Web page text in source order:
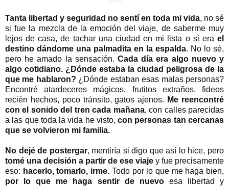
Tanta libertad y seguridad no sentí en toda mi vida, no sé
si fue la mezcla de la emoción del viaje, de saberme muy
lejos de casa, de tachar una ciudad en mi lista o si era el
destino dándome una palmadita en la espalda. No lo sé,
pero he amado la sensación. Cada día era algo nuevo y
algo cotidiano. ¿Dónde estaba la ciudad peligrosa de la
que me hablaron? ¿Dónde estaban esas malas personas?
Encontré atardeceres mágicos, frutitos extraños, fideos
recién hechos, poco tránsito, gatos ajenos. Me reencontré
con el sonido del tren cada mañana, con calles parecidas
a las que toda la vida he visto,con personas tan cercanas
que se volvieron mi familia.
No dejé de postergar, mentiría si digo que así lo hice, pero
tomé una decisión a partir de ese viaje y fue precisamente
eso: hacerlo, tomarlo, irme. Todo por lo que me haga bien,
por lo que me haga sentir de nuevoesa libertad y